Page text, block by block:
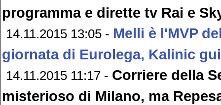
programma e dirette tv Rai e
14.11.2015 13:05 - Melli è l'MVP
giornata di Eurolega, Kalinic
14.11.2015 11:17 - Corriere della
misterioso di Milano, ma